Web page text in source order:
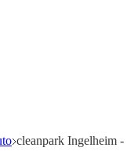
cleanpark Ingelheim -